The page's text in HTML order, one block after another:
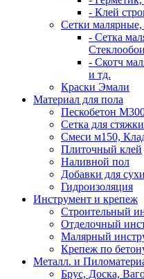
- Клей
Сетки
- Сетка
Стеклообои
- Скотч
и тд.
Краски Эмали
Материал для пола
Пескобетон
Сетка для
Смеси м150,
Плиточный клей
Наливной пол
Добавки для
Гидроизоляция
Инструмент и крепеж
Строительный
Отделочный
Малярный
Крепеж по
Металл. и
Брус, Доска,